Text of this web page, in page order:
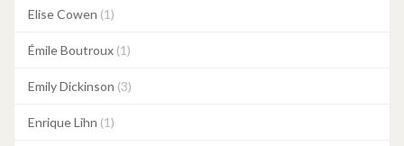
Elise Cowen (1)
Émile Boutroux (1)
Emily Dickinson (3)
Enrique Lihn (1)